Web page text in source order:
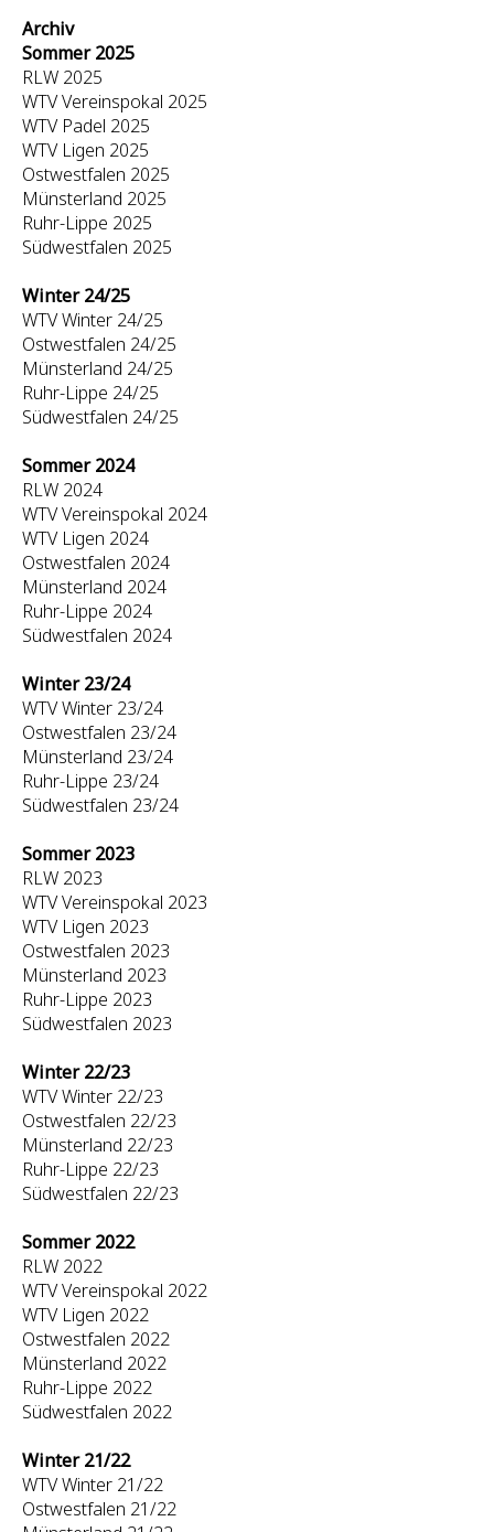
Archiv
Sommer 2025
RLW 2025
WTV Vereinspokal 2025
WTV Padel 2025
WTV Ligen 2025
Ostwestfalen 2025
Münsterland 2025
Ruhr-Lippe 2025
Südwestfalen 2025
Winter 24/25
WTV Winter 24/25
Ostwestfalen 24/25
Münsterland 24/25
Ruhr-Lippe 24/25
Südwestfalen 24/25
Sommer 2024
RLW 2024
WTV Vereinspokal 2024
WTV Ligen 2024
Ostwestfalen 2024
Münsterland 2024
Ruhr-Lippe 2024
Südwestfalen 2024
Winter 23/24
WTV Winter 23/24
Ostwestfalen 23/24
Münsterland 23/24
Ruhr-Lippe 23/24
Südwestfalen 23/24
Sommer 2023
RLW 2023
WTV Vereinspokal 2023
WTV Ligen 2023
Ostwestfalen 2023
Münsterland 2023
Ruhr-Lippe 2023
Südwestfalen 2023
Winter 22/23
WTV Winter 22/23
Ostwestfalen 22/23
Münsterland 22/23
Ruhr-Lippe 22/23
Südwestfalen 22/23
Sommer 2022
RLW 2022
WTV Vereinspokal 2022
WTV Ligen 2022
Ostwestfalen 2022
Münsterland 2022
Ruhr-Lippe 2022
Südwestfalen 2022
Winter 21/22
WTV Winter 21/22
Ostwestfalen 21/22